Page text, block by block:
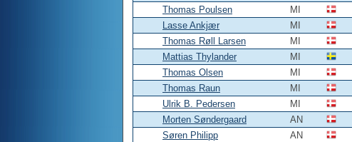
Thomas Poulsen
MI
Lasse Ankjær
MI
Thomas Røll Larsen
MI
Mattias Thylander
MI
Thomas Olsen
MI
Thomas Raun
MI
Ulrik B. Pedersen
MI
Morten Søndergaard
AN
Søren Philipp
AN